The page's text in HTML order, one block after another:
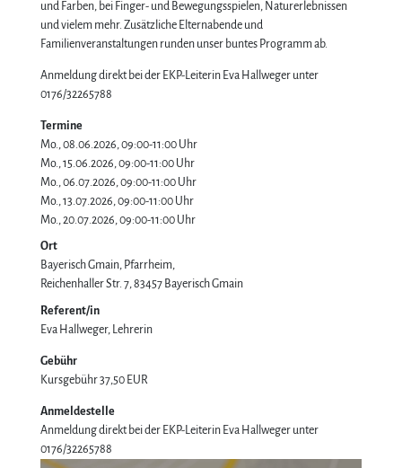
und Farben, bei Finger- und Bewegungsspielen, Naturerlebnissen
und vielem mehr. Zusätzliche Elternabende und
Familienveranstaltungen runden unser buntes Programm ab.
Anmeldung direkt bei der EKP-Leiterin Eva Hallweger unter
0176/32265788
Termine
Mo., 08.06.2026, 09:00-11:00 Uhr
Mo., 15.06.2026, 09:00-11:00 Uhr
Mo., 06.07.2026, 09:00-11:00 Uhr
Mo., 13.07.2026, 09:00-11:00 Uhr
Mo., 20.07.2026, 09:00-11:00 Uhr
Ort
Bayerisch Gmain, Pfarrheim
Reichenhaller Str. 7 83457 Bayerisch Gmain
Referent/in
Eva Hallweger, Lehrerin
Gebühr
Kursgebühr37,50 EUR
Anmeldestelle
Anmeldung direkt bei der EKP-Leiterin Eva Hallweger unter
0176/32265788